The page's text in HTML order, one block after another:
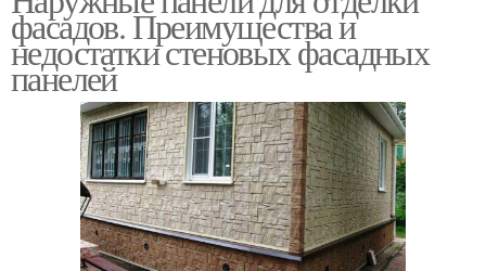
фасадов. Преимущества и
недостатки стеновых фасадных
панелей